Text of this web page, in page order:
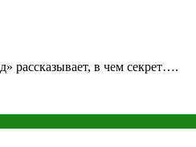
рассказывает, в чем секрет….